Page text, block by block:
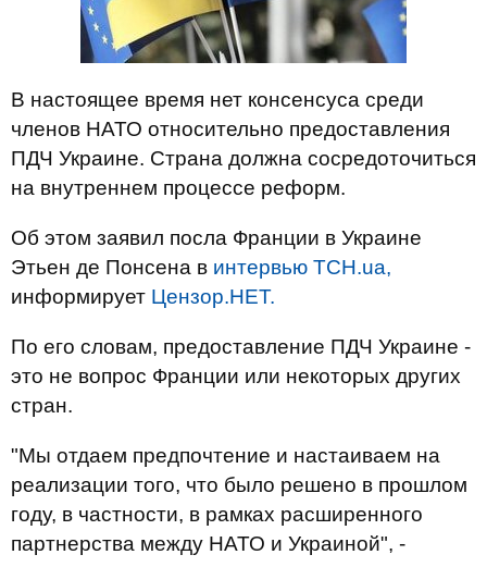
В настоящее время нет консенсуса среди
членов НАТО относительно предоставления
ПДЧ Украине. Страна должна сосредоточиться
на внутреннем процессе реформ.
Об этом заявил посла Франции в Украине
Этьен де Понсена в интервью ТСН.ua,
информирует Цензор.НЕТ.
По его словам, предоставление ПДЧ Украине -
это не вопрос Франции или некоторых других
стран.
"Мы отдаем предпочтение и настаиваем на
реализации того, что было решено в прошлом
году, в частности, в рамках расширенного
партнерства между НАТО и Украиной", -